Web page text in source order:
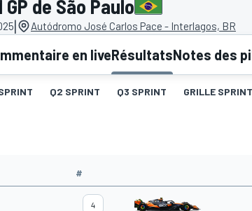
de São Paulo
| Autódromo José Carlos Pace - Interlagos, BR
en liveRésultatsNotes des
Q2 SPRINT Q3 SPRINT GRILLE SPRINT
#
4